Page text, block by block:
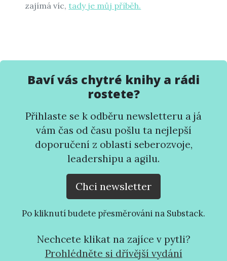
zajímá víc, tady je můj příběh.
Baví vás chytré knihy a rádi
rostete?
Přihlaste se k odběru newsletteru a já
vám čas od času pošlu ta nejlepší
doporučení z oblasti seberozvoje,
leadershipu a agilu.
Chci newsletter
Po kliknutí budete přesměrováni na Substack.
Nechcete klikat na zajíce v pytli?
Prohlédněte si dřívější vydání